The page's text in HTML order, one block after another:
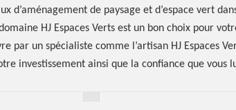
d’aménagement de paysage et d’espace vert
HJ Espaces Verts est un bon choix pour
par un spécialiste comme l’artisan HJ Espaces
investissement ainsi que la confiance que vous